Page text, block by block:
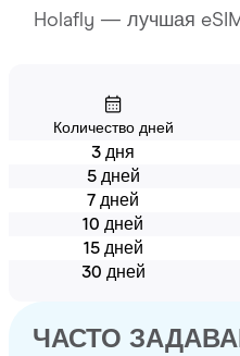
Holafly — лучшая
Количество дней
3 дня
5 дней
7 дней
10 дней
15 дней
30 дней
ЧАСТО